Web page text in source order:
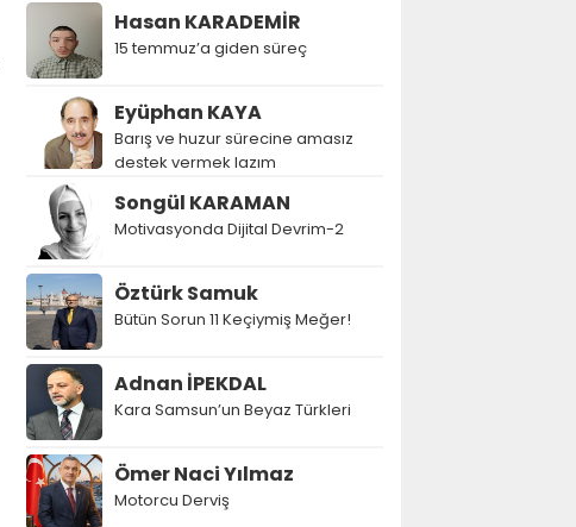
Hasan KARADEMİR
15 temmuz’a giden süreç
Eyüphan KAYA
Barış ve huzur sürecine amasız
destek vermek lazım
Songül KARAMAN
Motivasyonda Dijital Devrim-2
Öztürk Samuk
Bütün Sorun 11 Keçiymiş Meğer!
Adnan İPEKDAL
Kara Samsun’un Beyaz Türkleri
Ömer Naci Yılmaz
Motorcu Derviş